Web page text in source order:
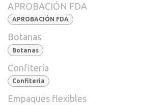
APROBACIÓN FDA
APROBACIÓN FDA
Botanas
Botanas
Confitería
Confiteria
Empaques flexibles